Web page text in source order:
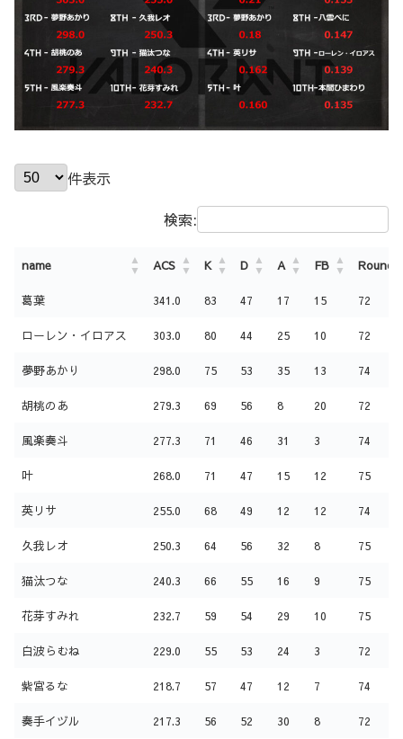
件表示
検索:
name ACS K D A FB
Round
name
葛葉 341.0 83 47 17 15 72
ローレン・イロアス 303.0 80 44 25 10 72
夢野あかり 298.0 75 53 35 13 74
胡桃のあ 279.3 69 56 8 20 72
風楽奏斗 277.3 71 46 31 3 74
叶 268.0 71 47 15 12 75
英リサ 255.0 68 49 12 12 74
久我レオ 250.3 64 56 32 8 75
猫汰つな 240.3 66 55 16 9 75
花芽すみれ 232.7 59 54 29 10 75
白波らむね 229.0 55 53 24 3 72
紫宮るな 218.7 57 47 12 7 74
奏手イヅル 217.3 56 52 30 8 72